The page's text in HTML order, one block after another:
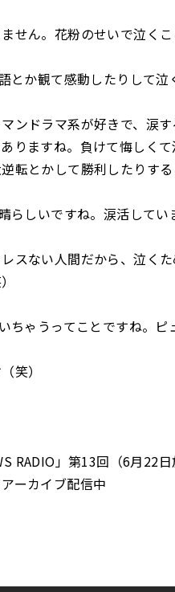
せん。花粉のせいで泣くこ
とか観て感動したりして泣
ンドラマ系が好きで、涙
りますね。負けて悔しく
転とかして勝利したりする
らしいですね。涙活してい
スない人間だから、泣く
ちゃうってことですね。ピ
笑）
RADIO」第13回（6月
ーカイブ配信中